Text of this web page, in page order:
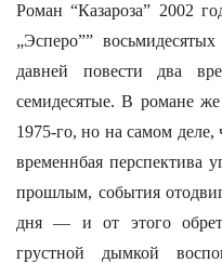
Роман “Казароза” 2002
„Эсперо””
давней повести два
семидесятые. В романе
1975-го, но на самом
временнбая перспектива
прошлым, события
дня — и от этого
грустной дымкой